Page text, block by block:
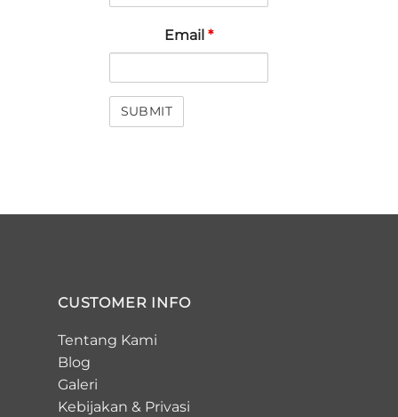
Email *
CUSTOMER INFO
Tentang Kami
Blog
Galeri
Kebijakan & Privasi